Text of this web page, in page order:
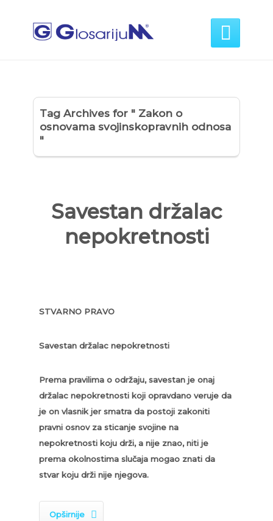

Tag Archives for " Zakon o
osnovama svojinskopravnih odnosa
"
Savestan držalac
nepokretnosti
STVARNO PRAVO
Savestan držalac nepokretnosti
Prema pravilima o održaju, savestan je onaj
držalac nepokretnosti koji opravdano veruje da
je on vlasnik jer smatra da postoji zakoniti
pravni osnov za sticanje svojine na
nepokretnosti koju drži, a nije znao, niti je
prema okolnostima slučaja mogao znati da
stvar koju drži nije njegova.
Opširnije 